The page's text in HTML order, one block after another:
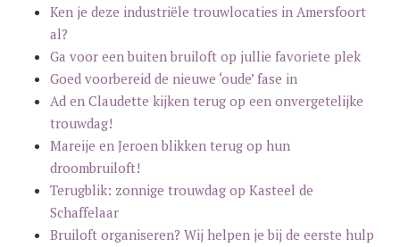
Ken je deze industriële trouwlocaties in Amersfoort
al?
Ga voor een buiten bruiloft op jullie favoriete plek
Goed voorbereid de nieuwe ‘oude’ fase in
Ad en Claudette kijken terug op een onvergetelijke
trouwdag!
Mareije en Jeroen blikken terug op hun
droombruiloft!
Terugblik: zonnige trouwdag op Kasteel de
Schaffelaar
Bruiloft organiseren? Wij helpen je bij de eerste hulp